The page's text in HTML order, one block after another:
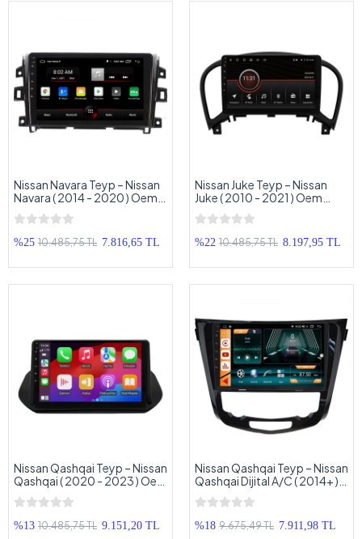
Nissan Navara Teyp – Nissan
Navara ( 2014 - 2020 ) Oem
Android Multimedya – Nissan
Navara Android Double Teyp
%25 10.485,75 TL 7.816,65 TL
Nissan Juke Teyp – Nissan
Juke ( 2010 - 2021 ) Oem
Android Multimedya – Nissan
Juke Android Double Teyp
%22 10.485,75 TL 8.197,95 TL
Nissan Qashqai Teyp – Nissan
Qashqai ( 2020 - 2023 ) Oem
Android Multimedya – Nissan
Qashqai Android Double
Teyp
%13 10.485,75 TL 9.151,20 TL
Nissan Qashqai Teyp – Nissan
Qashqai Dijital A/C ( 2014+ )
Oem Android Multimedya –
Nissan Qashqai Android
Double Teyp
%18 9.675,49 TL 7.911,98 TL